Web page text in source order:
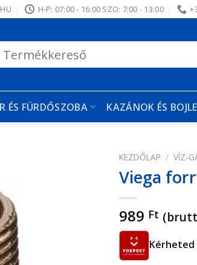
H-P: 07:00 - 16:00 SZO: 7:00 - 13:00
ÉS FÜRDŐSZOBA KAZÁNOK ÉS
KEZDŐLAP / VÍZ-
Viega
989 Ft
Kérheted